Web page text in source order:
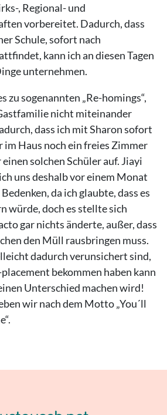
, Regional- und
vorbereitet. Dadurch, dass
Schule, sofort nach
kann ich an diesen Tagen
unternehmen.
zu sogenannten „Re-homings“,
nicht miteinander
dass ich mit Sharon sofort
Haus noch ein freies Zimmer
solchen Schüler auf. Jiayi
uns deshalb vor einem Monat
da ich glaubte, dass es
würde, doch es stellte sich
gar nichts änderte, außer, dass
den Müll rausbringen muss.
dadurch verunsichert sind,
bekommen haben kann
Unterschied machen wird!
wir nach dem Motto „You´ll